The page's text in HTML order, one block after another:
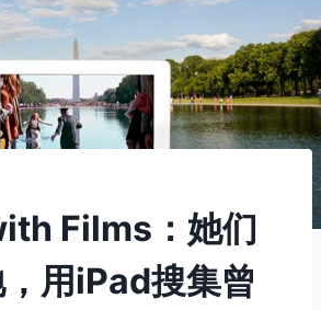
Films：她们
用iPad搜集曾